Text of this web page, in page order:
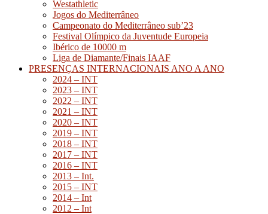
Westathletic
Jogos do Mediterrâneo
Campeonato do Mediterrâneo sub’23
Festival Olímpico da Juventude Europeia
Ibérico de 10000 m
Liga de Diamante/Finais IAAF
PRESENÇAS INTERNACIONAIS ANO A ANO
2024 – INT
2023 – INT
2022 – INT
2021 – INT
2020 – INT
2019 – INT
2018 – INT
2017 – INT
2016 – INT
2013 – Int.
2015 – INT
2014 – Int
2012 – Int